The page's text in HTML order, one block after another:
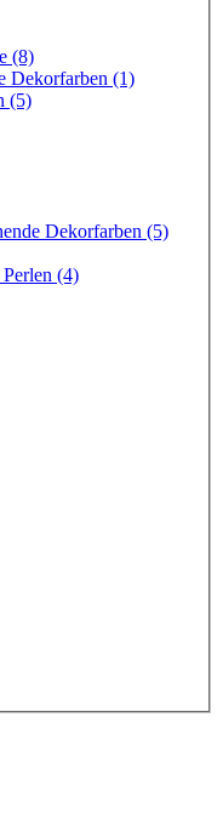
(8)
Dekorfarben (1)
(5)
Dekorfarben (5)
(4)